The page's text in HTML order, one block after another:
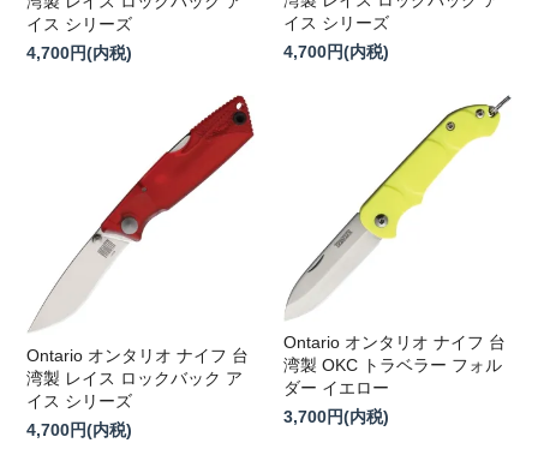
イス シリーズ
4,700円(内税)
イス シリーズ
4,700円(内税)
Ontario オンタリオ ナイフ 台
湾製 レイス ロックバック ア
イス シリーズ
4,700円(内税)
Ontario オンタリオ ナイフ 台
湾製 OKC トラベラー フォル
ダー イエロー
3,700円(内税)